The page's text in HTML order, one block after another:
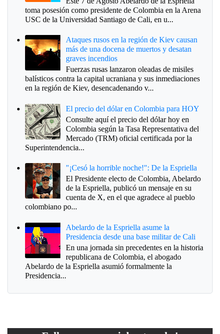
toma posesión como presidente de Colombia en la Arena
USC de la Universidad Santiago de Cali, en u...
Ataques rusos en la región de Kiev causan
más de una docena de muertos y desatan
graves incendios
Fuerzas rusas lanzaron oleadas de misiles
balísticos contra la capital ucraniana y sus inmediaciones
en la región de Kiev, desencadenando v...
El precio del dólar en Colombia para HOY
Consulte aquí el precio del dólar hoy en
Colombia según la Tasa Representativa del
Mercado (TRM) oficial certificada por la
Superintendencia...
"¡Cesó la horrible noche!": De la Espriella
El Presidente electo de Colombia, Abelardo
de la Espriella, publicó un mensaje en su
cuenta de X, en el que agradece al pueblo
colombiano po...
Abelardo de la Espriella asume la
Presidencia desde una base militar de Cali
En una jornada sin precedentes en la historia
republicana de Colombia, el abogado
Abelardo de la Espriella asumió formalmente la
Presidencia...